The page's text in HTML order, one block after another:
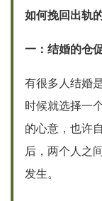
如何挽回出轨
一：结婚的仓
有很多人结婚
时候就选择一
的心意，也许
后，两个人之
发生。